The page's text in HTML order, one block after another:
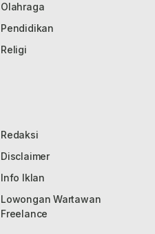
Olahraga
Pendidikan
Religi
Redaksi
Disclaimer
Info Iklan
Lowongan Wartawan
Freelance